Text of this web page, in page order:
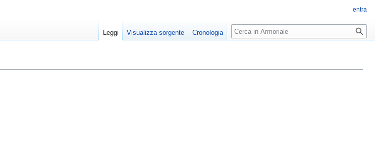
entra
Leggi Visualizza sorgente Cronologia Ricerca